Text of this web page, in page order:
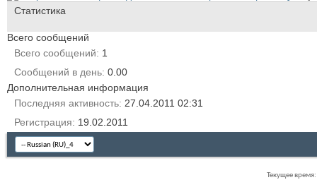
Статистика
Всего сообщений
Всего сообщений
1
Сообщений в день 0.00
Дополнительная информация
Последняя активность 27.04.2011 02:31
Регистрация
19.02.2011
Текущее время: